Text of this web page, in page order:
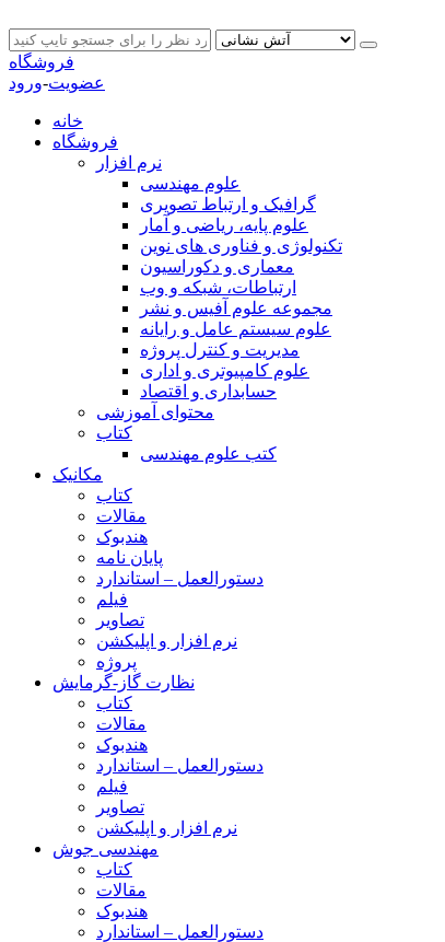
فروشگاه
عضویت-ورود
خانه
فروشگاه
نرم افزار
علوم مهندسی
گرافیک و ارتباط تصویری
علوم پایه، ریاضی و آمار
تکنولوژی و فناوری های نوین
معماری و دکوراسیون
ارتباطات، شبکه و وب
مجموعه علوم آفیس و نشر
علوم سیستم عامل و رایانه
مدیریت و کنترل پروژه
علوم کامپیوتری و اداری
حسابداری و اقتصاد
محتوای آموزشی
کتاب
کتب علوم مهندسی
مکانیک
کتاب
مقالات
هندبوک
پایان نامه
دستورالعمل – استاندارد
فیلم
تصاویر
نرم افزار و اپلیکشن
پروژه
نظارت گاز-گرمایش
کتاب
مقالات
هندبوک
دستورالعمل – استاندارد
فیلم
تصاویر
نرم افزار و اپلیکشن
مهندسی جوش
کتاب
مقالات
هندبوک
دستورالعمل – استاندارد